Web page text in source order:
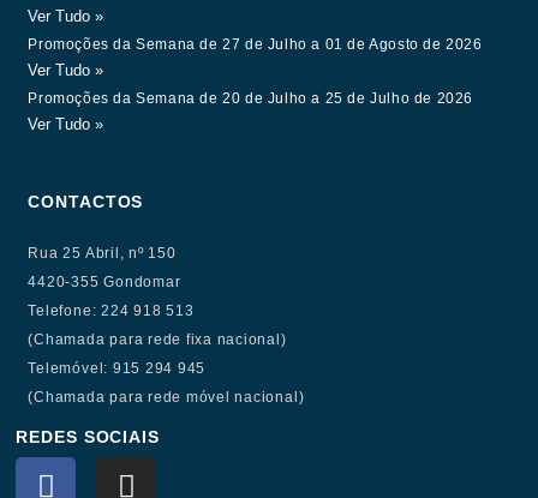
Ver Tudo »
Promoções da Semana de 27 de Julho a 01 de Agosto de 2026
Ver Tudo »
Promoções da Semana de 20 de Julho a 25 de Julho de 2026
Ver Tudo »
CONTACTOS
Rua 25 Abril, nº 150
4420-355 Gondomar
Telefone: 224 918 513
(Chamada para rede fixa nacional)
Telemóvel: 915 294 945
(Chamada para rede móvel nacional)
REDES SOCIAIS
F
I